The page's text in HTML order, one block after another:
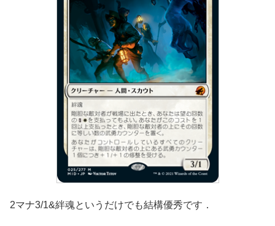
2マナ3/1&絆魂というだけでも結構優秀です．